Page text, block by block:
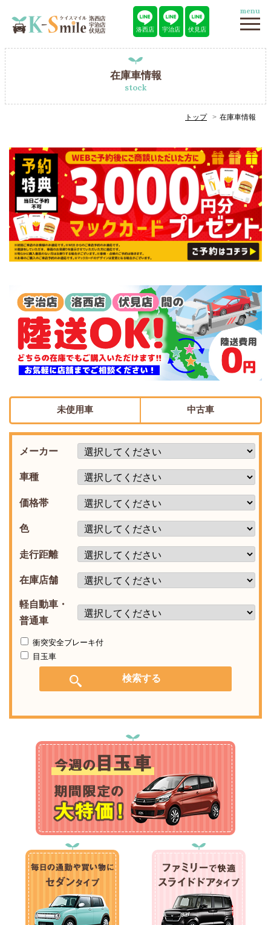
洛西店 宇治店 伏見店
menu
在庫車情報
stock
トップ 在庫車情報
未使用車 中古車
メーカー
車種
価格帯
色
走行距離
在庫店舗
軽自動車・
普通車
衝突安全ブレーキ付
目玉車